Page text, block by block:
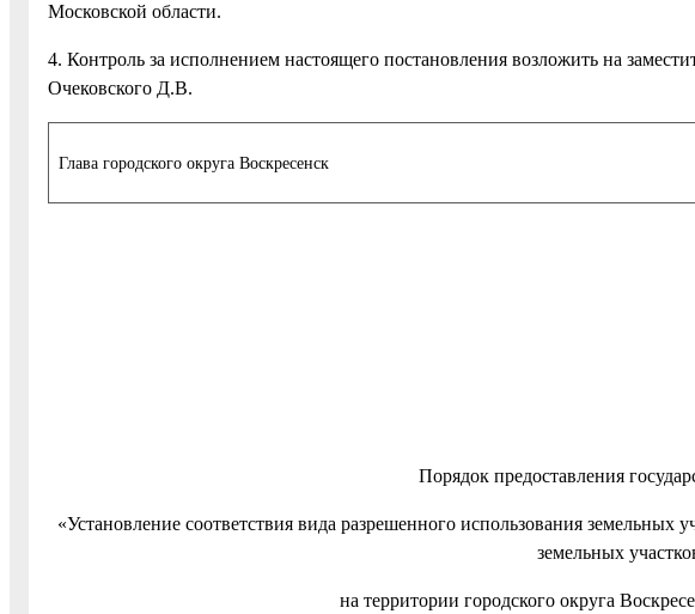
Московской области.
4. Контроль за исполнением настоящего постановления возложить на
Очековского Д.В.
Глава городского округа Воскресенск
Порядок предоставления
«Установление соответствия вида разрешенного использования земельных
земельных
на территории городского округа